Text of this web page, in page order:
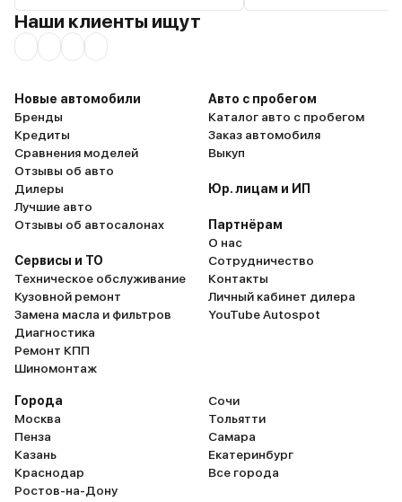
создают
атмосферу. Необычная
ручки КПП как бы
линии ладони и очень
подсветка салона. Я
красоту. В общем, если
сходите в салон
это чудо!
Наши клиенты ищут
Новые автомобили
Бренды
Кредиты
Сравнения моделей
Отзывы об авто
Дилеры
Лучшие авто
Отзывы об автосалонах
Сервисы и ТО
Техническое обслуживание
Кузовной ремонт
Замена масла и фильтров
Диагностика
Ремонт КПП
Шиномонтаж
Авто с пробегом
Каталог авто с пробегом
Заказ автомобиля
Выкуп
Юр. лицам и ИП
Партнёрам
О нас
Сотрудничество
Контакты
Личный кабинет дилера
YouTube Autospot
Города
Москва
Пенза
Казань
Краснодар
Ростов-на-Дону
Сочи
Тольятти
Самара
Екатеринбург
Все города